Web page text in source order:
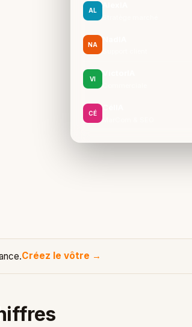
AL
NA
VI
CÉ
Créez le vôtre →